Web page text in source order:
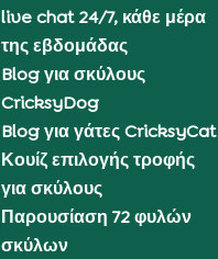
live chat 24/7, κάθε μέρα
της εβδομάδας
Blog για σκύλους
CricksyDog
Blog για γάτες CricksyCat
Κουίζ επιλογής τροφής
για σκύλους
Παρουσίαση 72 φυλών
σκύλων